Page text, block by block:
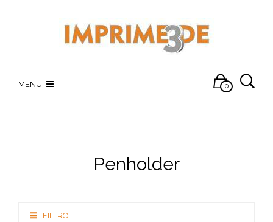
MENU 0
Penholder
FILTRO